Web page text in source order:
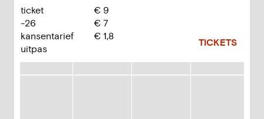
ticket € 9
-26
€ 7
kansentarief
uitpas
€ 1,8
TICKETS